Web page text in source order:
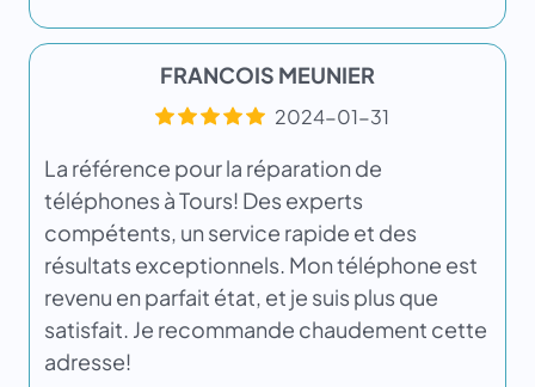
FRANCOIS MEUNIER
2024-01-31
La référence pour la réparation de
téléphones à Tours! Des experts
compétents, un service rapide et des
résultats exceptionnels. Mon téléphone est
revenu en parfait état, et je suis plus que
satisfait. Je recommande chaudement cette
adresse!